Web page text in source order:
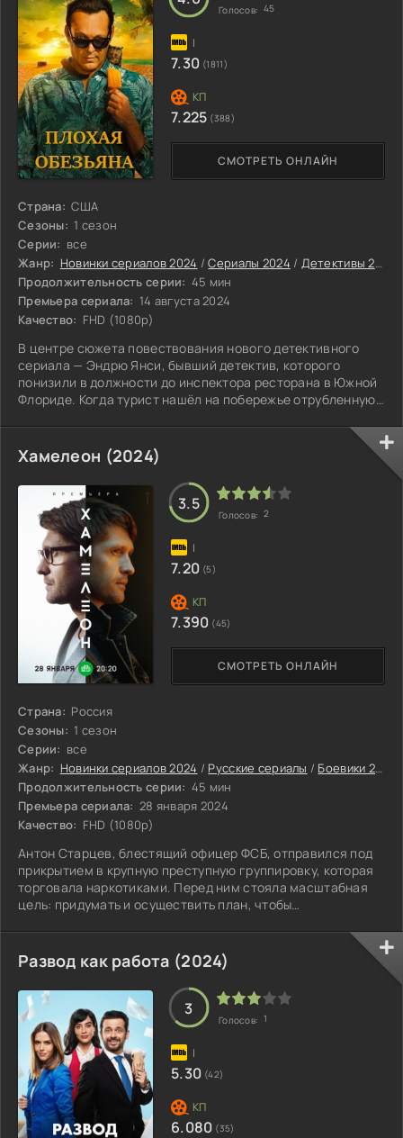
Страна: США
Сезоны: 1 сезон
Серии: все
Жанр: Новинки сериалов 2024 /Сериалы 2024 / Детективы 2024
Продолжительность серии: 45 мин
Премьера сериала: 14 августа 2024
Качество: FHD (1080p)
В центре сюжета повествования нового детективного
сериала — Эндрю Янси, бывший детектив, которого
понизили в должности до инспектора ресторана в Южной
Флориде. Когда турист нашёл на побережье отрубленную
связать её с каким-либо преступлением, Янси сам
берётся за дело и погружается в мир жадности и
коррупции.
СМОТРЕТЬ ОНЛАЙН
Голосов: 45
7.30 (1811)
7.225 (388)
Хамелеон (2024)
Страна: Россия
Сезоны: 1 сезон
Серии: все
Жанр: Новинки сериалов 2024 / Русские сериалы / Боевики 2024
Продолжительность серии: 45 мин
Премьера сериала: 28 января 2024
Качество: FHD (1080p)
Антон Старцев, блестящий офицер ФСБ, отправился под
прикрытием в крупную преступную группировку, которая
торговала наркотиками. Перед ним стояла масштабная
цель: придумать и осуществить план, чтобы
банд и раскрыть их общую сеть.
СМОТРЕТЬ ОНЛАЙН
3.5
Голосов: 2
7.20 (5)
7.390 (45)
Развод как работа (2024)
3
Голосов: 1
5.30 (42)
6.080 (35)